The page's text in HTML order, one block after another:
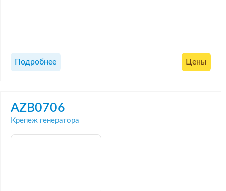
Подробнее Цены
AZB0706
Крепеж генератора